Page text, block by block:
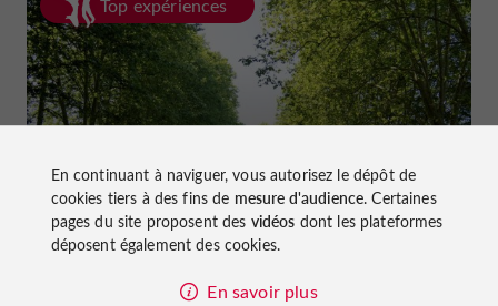
Top expériences
Faire du vélo dans le Lot-et-Garonne :
pistes cyclables et voies vertes !
En continuant à naviguer, vous autorisez le dépôt de
cookies tiers à des fins de mesure d'audience. Certaines
pages du site proposent des vidéos dont les plateformes
déposent également des cookies.
En savoir plus